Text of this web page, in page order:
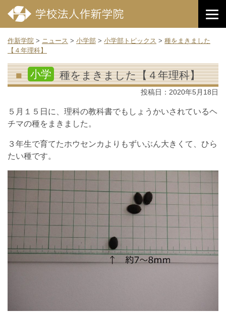
作新学院 > ニュース > 小学部 > 小学部トピックス > 種をまきました
【４年理科】
小学 種をまきました【４年理科】
投稿日： 2020年5月18日
５月１５日に、理科の教科書でもしょうかいされているヘ
チマの種をまきました。
３年生で育てたホウセンカよりもずいぶん大きくて、ひら
たい種です。